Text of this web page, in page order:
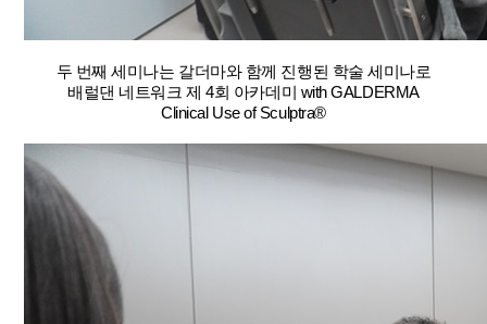
두 번째 세미나는 갈더마와 함께 진행된 학술 세미나로
배럴댄 네트워크 제 4회 아카데미 with GALDERMA
Clinical Use of Sculptra®